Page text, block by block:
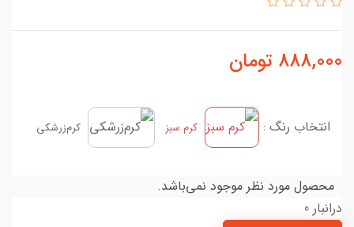
888,000 تومان
انتخاب رنگ : کرم سبز کرم‌زرشکی
محصول مورد نظر موجود نمی‌باشد.
درانبار 0